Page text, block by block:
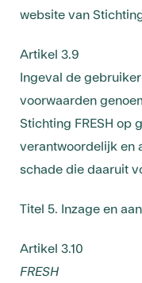
website van
Artikel 3.9
Ingeval de
voorwaarden
Stichting FRESH op
verantwoordelijk en
schade die daaruit
Titel 5. Inzage en
Artikel 3.10
FRESH